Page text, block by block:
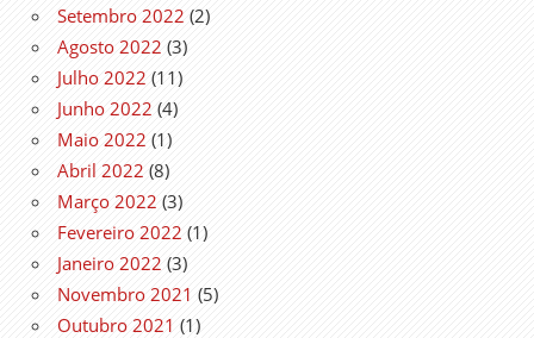
Setembro 2022 (2)
Agosto 2022 (3)
Julho 2022 (11)
Junho 2022 (4)
Maio 2022 (1)
Abril 2022 (8)
Março 2022 (3)
Fevereiro 2022 (1)
Janeiro 2022 (3)
Novembro 2021 (5)
Outubro 2021 (1)